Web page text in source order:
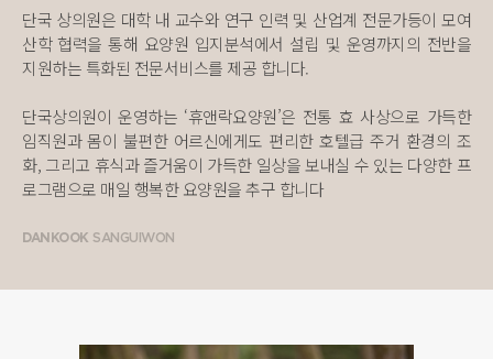
단국 상의원은 대학 내 교수와 연구 인력 및 산업계 전문가등이 모여
산학 협력을 통해 요양원 입지분석에서 설립 및 운영까지의 전반을
지원하는 특화된 전문서비스를 제공 합니다.
단국상의원이 운영하는 ‘휴앤락요양원’은 전통 효 사상으로 가득한
임직원과 몸이 불편한 어르신에게도 편리한 호텔급 주거 환경의 조
화, 그리고 휴식과 즐거움이 가득한 일상을 보내실 수 있는 다양한 프
로그램으로 매일 행복한 요양원을 추구 합니다
DANKOOK SANGUIWON